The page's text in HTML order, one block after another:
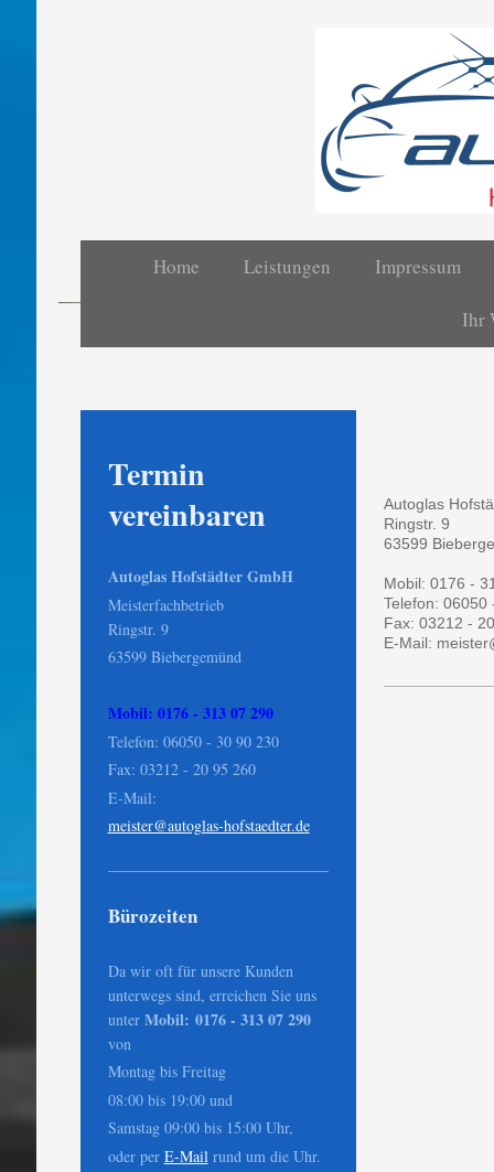
Home Leistungen Impressum
Ihr
Autoglas
Autoglas
Ringstr. 9
63599
Mobil: 0176 -
Telefon: 06050
Fax: 03212 -
E-Mail:
Termin
vereinbaren
Autoglas Hofstädter GmbH
Meisterfachbetrieb
Ringstr. 9
63599 Biebergemünd
Mobil: 0176 - 313 07 290
Telefon: 06050 - 30 90 230
Fax: 03212 - 20 95 260
E-Mail:
meister@autoglas-hofstaedter.de
Bürozeiten
Da wir oft für unsere Kunden
unterwegs sind, erreichen Sie uns
unter Mobil: 0176 - 313 07 290
von
Montag bis Freitag
08:00 bis 19:00 und
Samstag 09:00 bis 15:00 Uhr,
oder per E-Mail rund um die Uhr.